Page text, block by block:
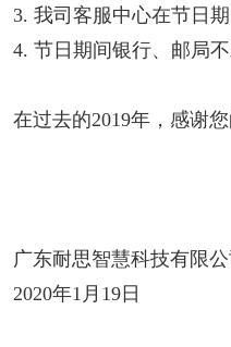
3. 我司客服中心在节日
4. 节日期间银行、邮局
在过去的2019年，感谢
广东耐思智慧科技有限公
2020年1月19日